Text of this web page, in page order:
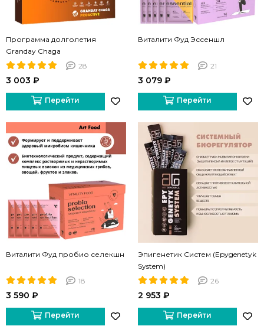
Программа долголетия
Granday Chaga
28
3 003 ₽
Перейти
Виталити Фуд Эссеншл
21
3 079 ₽
Перейти
Виталити Фуд пробио селекшн
18
3 590 ₽
Перейти
Эпигенетик Cистем (Epygenetyk
System)
26
2 953 ₽
Перейти